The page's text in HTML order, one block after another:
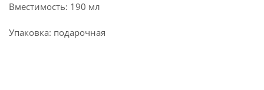
Вместимость: 190 мл
Упаковка: подарочная